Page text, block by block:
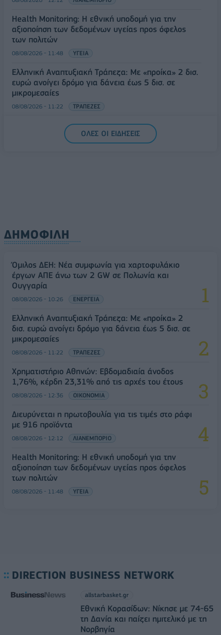
Health Monitoring: Η εθνική υποδομή για την
αξιοποίηση των δεδομένων υγείας προς όφελος
των πολιτών
08/08/2026 - 11:48 ΥΓΕΙΑ
Ελληνική Αναπτυξιακή Τράπεζα: Με «προίκα» 2 δισ.
ευρώ ανοίγει δρόμο για δάνεια έως 5 δισ. σε
μικρομεσαίες
08/08/2026 - 11:22 ΤΡΑΠΕΖΕΣ
5G παντού, 6G στον ορίζοντα: Πού βρίσκεται η
Ελλάδα στη μεγάλη τεχνολογική μετάβαση
ΟΛΕΣ ΟΙ ΕΙΔΗΣΕΙΣ
ΔΗΜΟΦΙΛΗ
Όμιλος ΔΕΗ: Νέα συμφωνία για χαρτοφυλάκιο
έργων ΑΠΕ άνω των 2 GW σε Πολωνία και
Ουγγαρία
08/08/2026 - 10:26 ΕΝΕΡΓΕΙΑ
Ελληνική Αναπτυξιακή Τράπεζα: Με «προίκα» 2
δισ. ευρώ ανοίγει δρόμο για δάνεια έως 5 δισ. σε
μικρομεσαίες
08/08/2026 - 11:22 ΤΡΑΠΕΖΕΣ
Χρηματιστήριο Αθηνών: Εβδομαδιαία άνοδος
1,76%, κέρδη 23,31% από τις αρχές του έτους
08/08/2026 - 12:36 ΟΙΚΟΝΟΜΙΑ
Διευρύνεται η πρωτοβουλία για τις τιμές στο ράφι
με 916 προϊόντα
08/08/2026 - 12:12 ΛΙΑΝΕΜΠΟΡΙΟ
Health Monitoring: Η εθνική υποδομή για την
αξιοποίηση των δεδομένων υγείας προς όφελος
των πολιτών
08/08/2026 - 11:48 ΥΓΕΙΑ
DIRECTION BUSINESS NETWORK
allstarbasket.gr
Εθνική Κορασίδων: Νίκησε με 74-65
τη Δανία και παίζει ημιτελικό με τη
Νορβηγία